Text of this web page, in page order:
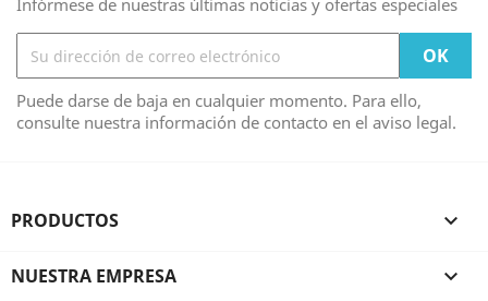
Infórmese de nuestras últimas noticias y ofertas especiales
Puede darse de baja en cualquier momento. Para ello,
consulte nuestra información de contacto en el aviso legal.
PRODUCTOS 
NUESTRA EMPRESA 